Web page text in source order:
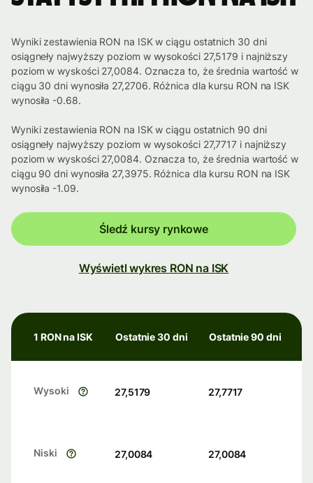
Wyniki zestawienia RON na ISK w ciągu ostatnich 30 dni
osiągneły najwyższy poziom w wysokości 27,5179 i najniższy
poziom w wyskości 27,0084. Oznacza to, że średnia wartość w
ciągu 30 dni wynosiła 27,2706. Różnica dla kursu RON na ISK
wynosiła -0.68.
Wyniki zestawienia RON na ISK w ciągu ostatnich 90 dni
osiągneły najwyższy poziom w wysokości 27,7717 i najniższy
poziom w wyskości 27,0084. Oznacza to, że średnia wartość w
ciągu 90 dni wynosiła 27,3975. Różnica dla kursu RON na ISK
wynosiła -1.09.
Śledź kursy rynkowe
Wyświetl wykres RON na ISK
1 RON na ISK Ostatnie 30 dni Ostatnie 90 dni
Wysoki 27,5179 27,7717
Niski 27,0084 27,0084